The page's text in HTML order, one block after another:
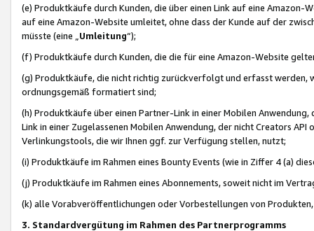
(e) Produktkäufe durch Kunden, die über einen Link auf eine
auf eine Amazon-Website umleitet, ohne dass der Kunde auf der
müsste (eine „ Umleitung“);
(f) Produktkäufe durch Kunden, die die für eine Amazon-Website
(g) Produktkäufe, die nicht richtig zurückverfolgt und erfasst werden,
ordnungsgemäß formatiert sind;
(h) Produktkäufe über einen Partner-Link in einer Mobilen
Link in einer Zugelassenen Mobilen Anwendung, der nicht Creators
Verlinkungstools, die wir Ihnen ggf. zur Verfügung stellen, nutzt;
(i) Produktkäufe im Rahmen eines Bounty Events (wie in Ziffer 4 (a)
(j) Produktkäufe im Rahmen eines Abonnements, soweit nicht im
(k) alle Vorabveröffentlichungen oder Vorbestellungen von
3. Standardvergütung im Rahmen des Partnerprogramms